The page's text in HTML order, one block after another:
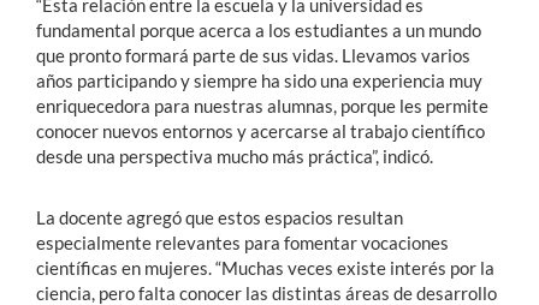
fundamental porque acerca a los estudiantes a un mundo
que pronto formará parte de sus vidas. Llevamos varios
años participando y siempre ha sido una experiencia muy
enriquecedora para nuestras alumnas, porque les permite
conocer nuevos entornos y acercarse al trabajo científico
desde una perspectiva mucho más práctica”, indicó.
La docente agregó que estos espacios resultan
especialmente relevantes para fomentar vocaciones
científicas en mujeres. “Muchas veces existe interés por la
ciencia, pero falta conocer las distintas áreas de desarrollo